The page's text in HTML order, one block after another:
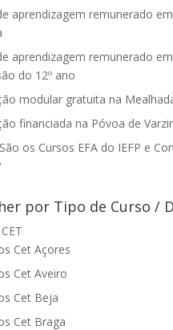
aprendizagem remunerado
aprendizagem remunerado
do 12º ano
modular gratuita na
financiada na Póvoa de
os Cursos EFA do IEFP e
por Tipo de Curso /
Cet Açores
Cet Aveiro
Cet Beja
Cet Braga